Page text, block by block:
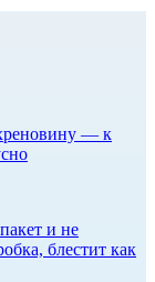
— к
и не
блестит как